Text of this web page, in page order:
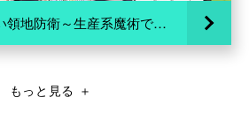
お気楽領主の楽しい領地防衛～生産系魔術で名もなき村を最強の城塞都市に～
もっと見る ＋